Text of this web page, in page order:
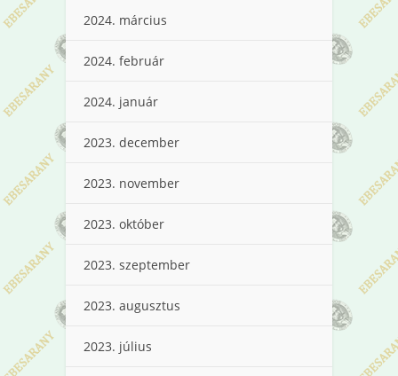
2024. március
2024. február
2024. január
2023. december
2023. november
2023. október
2023. szeptember
2023. augusztus
2023. július